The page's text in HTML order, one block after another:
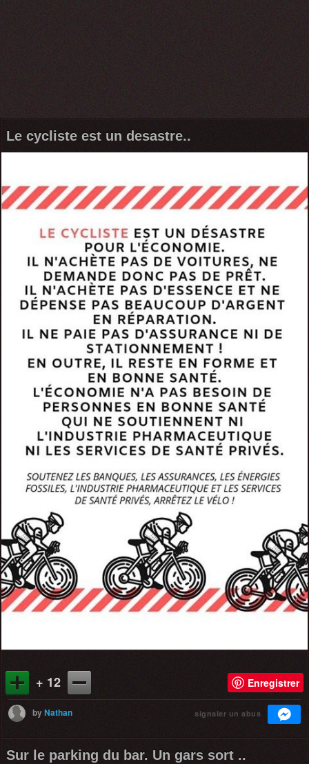
Le cycliste est un desastre..
+ 12 Enregistrer
byNathan signaler un abus
Sur le parking du bar. Un gars sort ..